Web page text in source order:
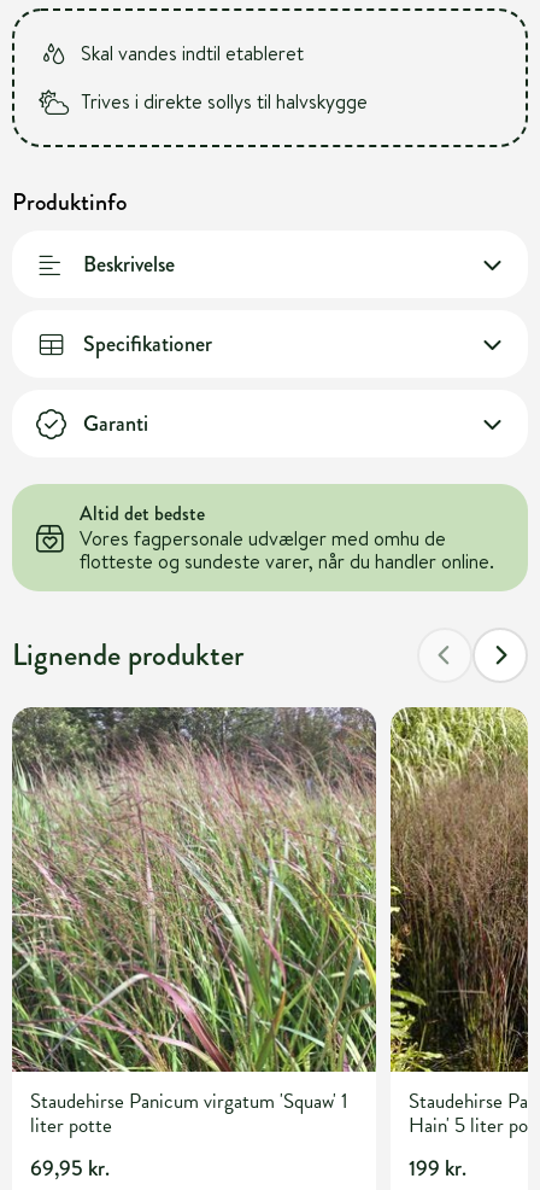
Skal vandes indtil etableret
Trives i direkte sollys til halvskygge
Produktinfo
Beskrivelse
Specifikationer
Garanti
Altid det bedste
Vores fagpersonale udvælger med omhu de
flotteste og sundeste varer, når du handler online.
Lignende produkter
Staudehirse Panicum virgatum 'Squaw' 1
liter potte
69,95 kr.
Staudehirse
Hain' 5 liter
199 kr.